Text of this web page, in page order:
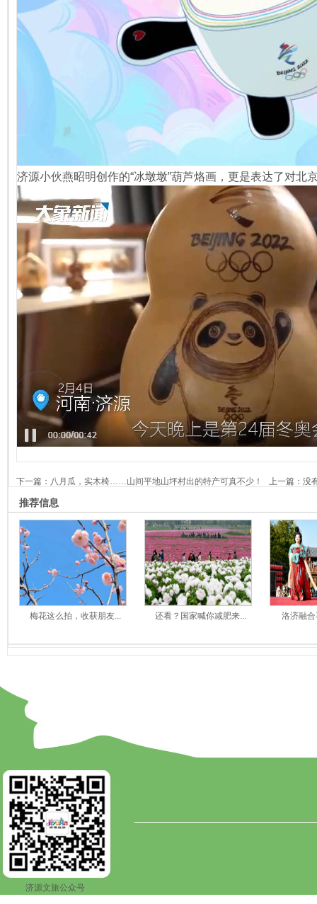
济源小伙燕昭明创作的“冰墩墩”葫芦烙画，更是表达了对北
下一篇： 八月瓜，实木椅……山间平地山坪村出的特产可真不少！ 上一篇：没
推荐信息
梅花这么拍，收获朋友... 还看？国家喊你减肥来... 洛济融
济源文旅公众号